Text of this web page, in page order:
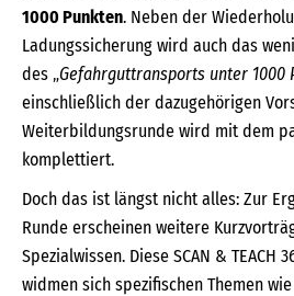
1000 Punkten. Neben der
Ladungssicherung wird auch das
des „Gefahrguttransports unter 1000
einschließlich der dazugehörigen
Weiterbildungsrunde wird mit dem
komplettiert.
Doch das ist längst nicht alles: Zur
Runde erscheinen weitere
Spezialwissen. Diese SCAN & TEACH
widmen sich spezifischen Themen